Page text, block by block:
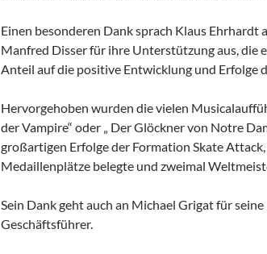
Einen besonderen Dank sprach Klaus Ehrhardt
Manfred Disser für ihre Unterstützung aus, die
Anteil auf die positive Entwicklung und Erfolge
Hervorgehoben wurden die vielen
der Vampire“ oder „ Der Glöckner von Notre
großartigen Erfolge der Formation Skate
Medaillenplätze belegte und zweimal
Sein Dank geht auch an Michael Grigat für
Geschäftsführer.